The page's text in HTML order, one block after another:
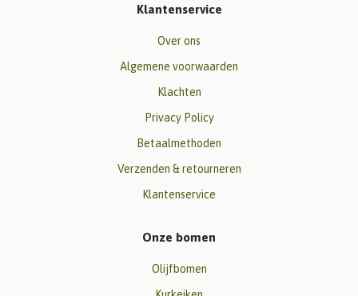
Klantenservice
Over ons
Algemene voorwaarden
Klachten
Privacy Policy
Betaalmethoden
Verzenden & retourneren
Klantenservice
Onze bomen
Olijfbomen